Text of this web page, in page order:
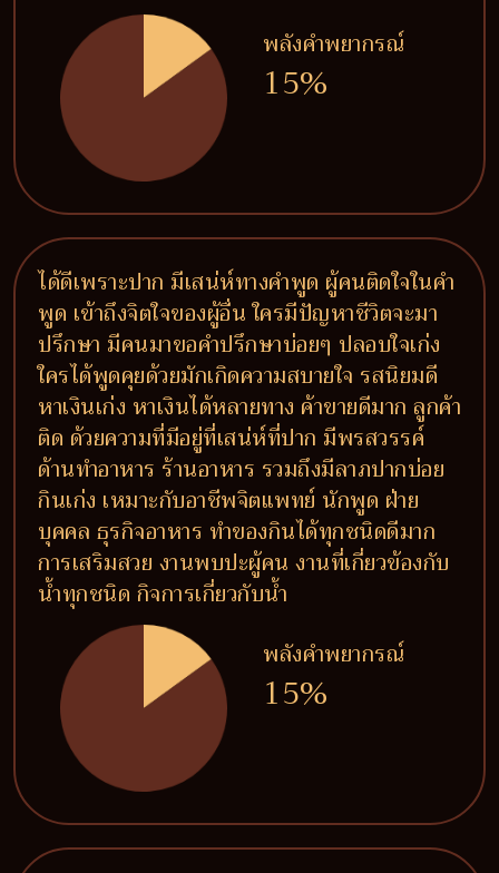
พลังคำพยากรณ์
15%
ได้ดีเพราะปาก มีเสน่ห์ทางคำพูด ผู้คนติดใจในคำ
พูด เข้าถึงจิตใจของผู้อื่น ใครมีปัญหาชีวิตจะมา
ปรึกษา มีคนมาขอคำปรึกษาบ่อยๆ ปลอบใจเก่ง
ใครได้พูดคุยด้วยมักเกิดความสบายใจ รสนิยมดี
หาเงินเก่ง หาเงินได้หลายทาง ค้าขายดีมาก ลูกค้า
ติด ด้วยความที่มีอยู่ที่เสน่ห์ที่ปาก มีพรสวรรค์
ด้านทำอาหาร ร้านอาหาร รวมถึงมีลาภปากบ่อย
กินเก่ง เหมาะกับอาชีพจิตแพทย์ นักพูด ฝ่าย
บุคคล ธุรกิจอาหาร ทำของกินได้ทุกชนิดดีมาก
การเสริมสวย งานพบปะผู้คน งานที่เกี่ยวข้องกับ
น้ำทุกชนิด กิจการเกี่ยวกับน้ำ
พลังคำพยากรณ์
15%